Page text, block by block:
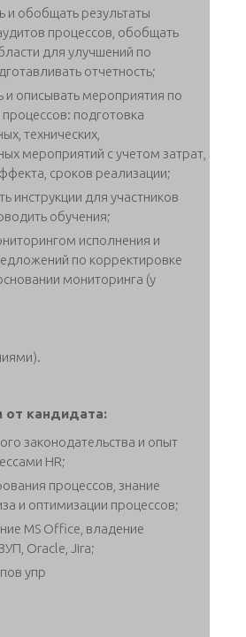
и обобщать результаты
процессов, обобщать
для улучшений по
отчетность;
и описывать мероприятия по
подготовка
технических,
мероприятий с учетом затрат,
сроков реализации;
инструкции для участников
обучения;
исполнения и
по корректировке
мониторинга (у
кандидата:
законодательства и опыт
HR;
процессов, знание
и оптимизации процессов;
MS Office, владение
Oracle, Jirа;
упр